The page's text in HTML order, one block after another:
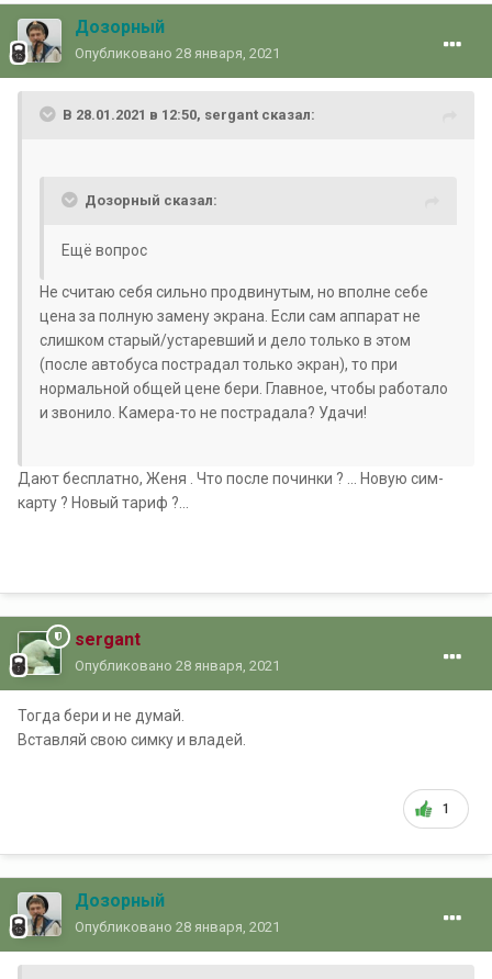
Дозорный
Опубликовано 28 января, 2021
В 28.01.2021 в 12:50, sergant сказал:
Дозорный сказал:
Ещё вопрос
Не считаю себя сильно продвинутым, но вполне себе
цена за полную замену экрана. Если сам аппарат не
слишком старый/устаревший и дело только в этом
(после автобуса пострадал только экран), то при
нормальной общей цене бери. Главное, чтобы работало
и звонило. Камера-то не пострадала? Удачи!
Дают бесплатно, Женя . Что после починки ? ... Новую сим-
карту ? Новый тариф ?...
sergant
Опубликовано 28 января, 2021
Тогда бери и не думай.
Вставляй свою симку и владей.
1
Дозорный
Опубликовано 28 января, 2021